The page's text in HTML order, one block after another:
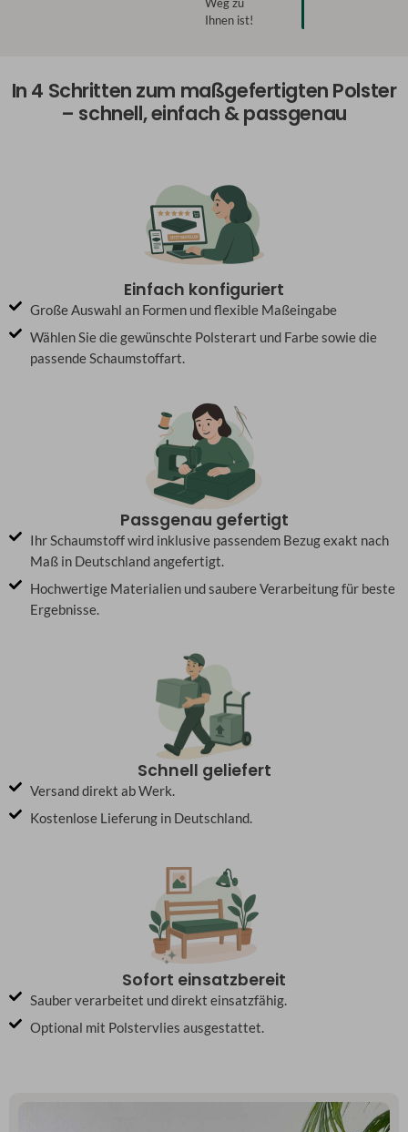
Weg zu
Ihnen ist!
In 4 Schritten zum maßgefertigten Polster
– schnell, einfach & passgenau
Einfach konfiguriert
Große Auswahl an Formen und flexible Maßeingabe
Wählen Sie die gewünschte Polsterart und Farbe sowie die
passende Schaumstoffart.
Passgenau gefertigt
Ihr Schaumstoff wird inklusive passendem Bezug exakt nach
Maß in Deutschland angefertigt.
Hochwertige Materialien und saubere Verarbeitung für beste
Ergebnisse.
Schnell geliefert
Versand direkt ab Werk.
Kostenlose Lieferung in Deutschland.
Sofort einsatzbereit
Sauber verarbeitet und direkt einsatzfähig.
Optional mit Polstervlies ausgestattet.